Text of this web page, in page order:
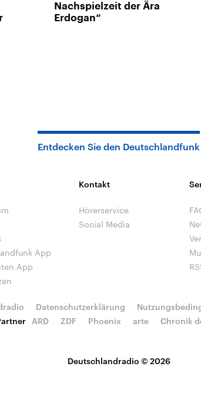
Nachspielzeit der Ära
Erdogan“
Entdecken Sie den Deutschlandfunk
App
App
Kontakt
Hörerservice
Social Media
Deutschlandradio © 2026
Datenschutzerklärung
ARD ZDF Phoenix arte Chronik